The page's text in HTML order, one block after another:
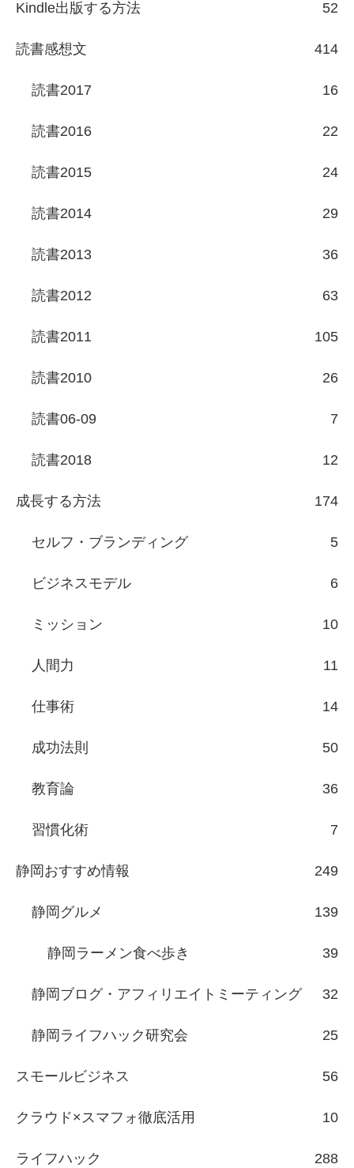
Kindle出版する方法 52
読書感想文 414
読書2017 16
読書2016 22
読書2015 24
読書2014 29
読書2013 36
読書2012 63
読書2011 105
読書2010 26
読書06-09 7
読書2018 12
成長する方法 174
セルフ・ブランディング 5
ビジネスモデル 6
ミッション 10
人間力 11
仕事術 14
成功法則 50
教育論 36
習慣化術 7
静岡おすすめ情報 249
静岡グルメ 139
静岡ラーメン食べ歩き 39
静岡ブログ・アフィリエイトミーティング 32
静岡ライフハック研究会 25
スモールビジネス 56
クラウド×スマフォ徹底活用 10
ライフハック 288